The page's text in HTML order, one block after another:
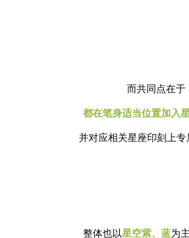
而共同点在于
都在笔身适当位置加入
并对应相关星座印刻上专
整体也以星空紫、蓝为